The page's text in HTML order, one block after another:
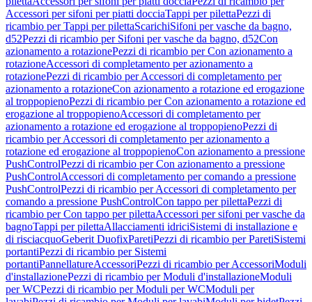
Accessori per sifoni per piatti docciaTappi per pilettaPezzi di
ricambio per Tappi per pilettaScarichiSifoni per vasche da bagno,
d52Pezzi di ricambio per Sifoni per vasche da bagno, d52Con
azionamento a rotazionePezzi di ricambio per Con azionamento a
rotazioneAccessori di completamento per azionamento a
rotazionePezzi di ricambio per Accessori di completamento per
azionamento a rotazioneCon azionamento a rotazione ed erogazione
al troppopienoPezzi di ricambio per Con azionamento a rotazione ed
erogazione al troppopienoAccessori di completamento per
azionamento a rotazione ed erogazione al troppopienoPezzi di
ricambio per Accessori di completamento per azionamento a
rotazione ed erogazione al troppopienoCon azionamento a pressione
PushControlPezzi di ricambio per Con azionamento a pressione
PushControlAccessori di completamento per comando a pressione
PushControlPezzi di ricambio per Accessori di completamento per
comando a pressione PushControlCon tappo per pilettaPezzi di
ricambio per Con tappo per pilettaAccessori per sifoni per vasche da
bagnoTappi per pilettaAllacciamenti idriciSistemi di installazione e
di risciacquoGeberit DuofixParetiPezzi di ricambio per ParetiSistemi
portantiPezzi di ricambio per Sistemi
portantiPannellatureAccessoriPezzi di ricambio per AccessoriModuli
d'installazionePezzi di ricambio per Moduli d'installazioneModuli
per WCPezzi di ricambio per Moduli per WCModuli per